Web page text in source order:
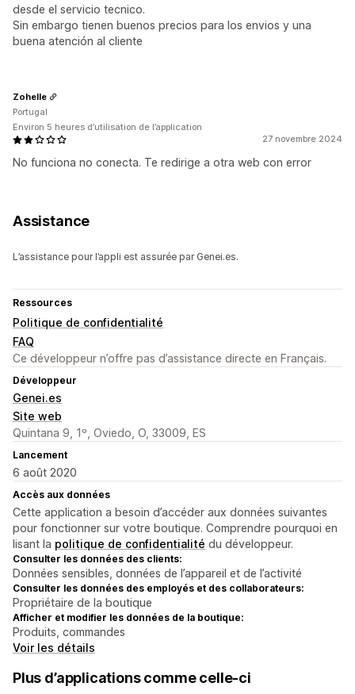
desde el servicio tecnico.
Sin embargo tienen buenos precios para los envios y una
buena atención al cliente
27 novembre 2024
No funciona no conecta. Te redirige a otra web con error
Zohelle
Portugal
Environ 5 heures d’utilisation de l’application
Assistance
L’assistance pour l’appli est assurée par Genei.es.
Ressources
Politique de confidentialité
FAQ
Ce développeur n’offre pas d’assistance directe en Français.
Développeur
Genei.es
Site web
Quintana 9, 1º, Oviedo, O, 33009, ES
Lancement
6 août 2020
Accès aux données
Cette application a besoin d’accéder aux données suivantes
pour fonctionner sur votre boutique. Comprendre pourquoi en
lisant la politique de confidentialité du développeur.
Consulter les données des clients:
Données sensibles, données de l’appareil et de l’activité
Consulter les données des employés et des collaborateurs:
Propriétaire de la boutique
Afficher et modifier les données de la boutique:
Produits, commandes
Voir les détails
Plus d’applications comme celle-ci